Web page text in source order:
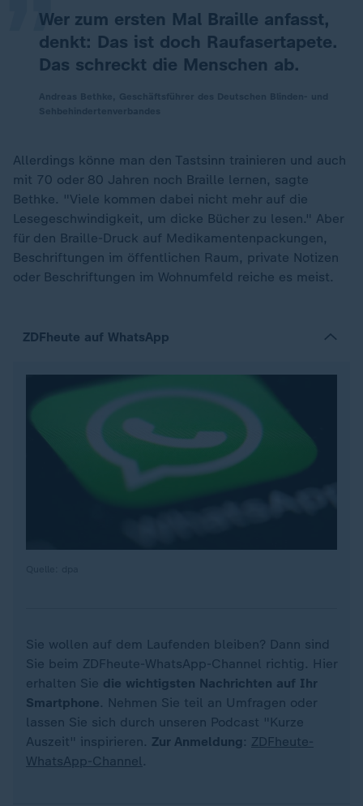
Wer zum ersten Mal Braille anfasst,
denkt: Das ist doch Raufasertapete.
Das schreckt die Menschen ab.
Allerdings könne man den Tastsinn trainieren und auch
mit 70 oder 80 Jahren noch Braille lernen, sagte
Bethke. "Viele kommen dabei nicht mehr auf die
Lesegeschwindigkeit, um dicke Bücher zu lesen." Aber
für den Braille-Druck auf Medikamentenpackungen,
Beschriftungen im öffentlichen Raum, private Notizen
oder Beschriftungen im Wohnumfeld reiche es meist.
ZDFheute auf WhatsApp
Sie wollen auf dem Laufenden bleiben? Dann sind
Sie beim ZDFheute-WhatsApp-Channel richtig. Hier
erhalten Sie die wichtigsten Nachrichten auf Ihr
Smartphone. Nehmen Sie teil an Umfragen oder
lassen Sie sich durch unseren Podcast "Kurze
Auszeit" inspirieren. Zur Anmeldung : ZDFheute-
WhatsApp-Channel.